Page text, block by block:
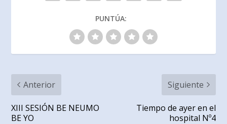
PUNTÚA:
Anterior
XIII SESIÓN BE NEUMO
BE YO
Siguiente
Tiempo de ayer en el
hospital Nº4